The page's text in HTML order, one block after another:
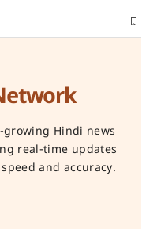
growing Hindi news
real-time updates
and accuracy.